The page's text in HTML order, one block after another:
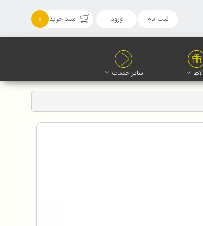
ثبت نام ورود سبد خرید 0
سایر خدمات